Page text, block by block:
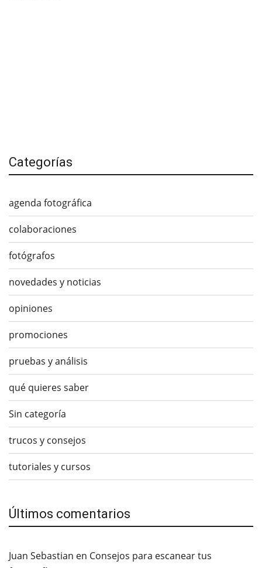
Categorías
agenda fotográfica
colaboraciones
fotógrafos
novedades y noticias
opiniones
promociones
pruebas y análisis
qué quieres saber
Sin categoría
trucos y consejos
tutoriales y cursos
Últimos comentarios
Juan Sebastian en Consejos para escanear tus